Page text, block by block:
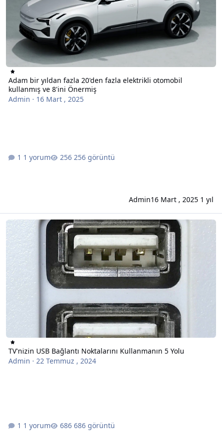
Adam bir yıldan fazla 20'den fazla elektrikli otomobil
kullanmış ve 8'ini Önermiş
Admin · 16 Mart , 2025
1 yorum 256 görüntü
Admin16 Mart , 2025 1 yıl
TV'nizin USB Bağlantı Noktalarını Kullanmanın 5 Yolu
TV'nizin USB Bağlantı Noktalarını Kullanmanın 5 Yolu
Admin · 22 Temmuz , 2024
1 yorum 686 görüntü